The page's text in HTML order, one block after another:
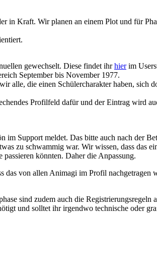
in Kraft. Wir planen an einem Plot und für
gewechselt. Diese findet ihrhierim
September bis November 1977.
alle, die einen Schülercharakter haben, sich
Profilfeld dafür und der Eintrag wird
Support meldet. Das bitte auch nach der
zu schwammig war. Wir wissen, dass das
könnten. Daher die Anpassung.
das von allen Animagi im Profil nachgetragen
sind zudem auch die Registrierungsregeln
und solltet ihr irgendwo technische oder